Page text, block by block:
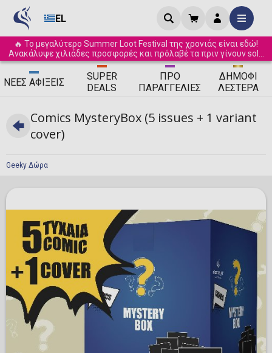
EL
🔥 Το μεγαλύτερο Summer Loot Festival της χρονιάς είναι εδώ!
Ανακάλυψε χιλιάδες προσφορές και πρόλαβέ τα πριν γίνουν sold
out! ☀️
ΝΈΕΣ ΑΦΊΞΕΙΣ
SUPER
DEALS
ΠΡΟ
ΠΑΡΑΓΓΕΛΊΕΣ
ΔΗΜΟΦΙ
ΛΈΣΤΕΡΑ
Geeky Δώρα
Comics MysteryBox (5 issues + 1 variant
cover)